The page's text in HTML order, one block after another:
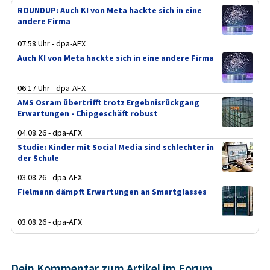
ROUNDUP: Auch KI von Meta hackte sich in eine
andere Firma
07:58 Uhr - dpa-AFX
Auch KI von Meta hackte sich in eine andere Firma
06:17 Uhr - dpa-AFX
AMS Osram übertrifft trotz Ergebnisrückgang
Erwartungen - Chipgeschäft robust
04.08.26 - dpa-AFX
Studie: Kinder mit Social Media sind schlechter in
der Schule
03.08.26 - dpa-AFX
Fielmann dämpft Erwartungen an Smartglasses
03.08.26 - dpa-AFX